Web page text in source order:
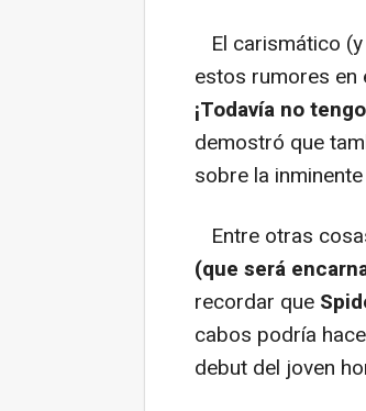
El carismático
estos rumores en
¡Todavía no
demostró que
sobre la inminente
Entre otras
(que será
recordar que
cabos podría
debut del joven